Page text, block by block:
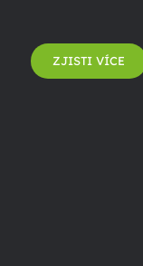
ZJISTI VÍCE